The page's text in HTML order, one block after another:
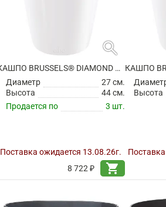
search
КАШПО BRUSSELS® DIAMOND ROUND HIGHWHITE
Диаметр
27 см.
Высота
44 см.
Продается по
3 шт.
Поставка ожидается 13.08.26г.
8 722 ₽
shopping_cart
Высота